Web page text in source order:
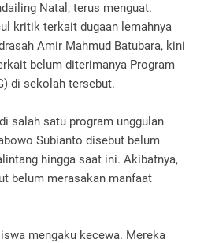
Natal, terus menguat.
kritik terkait dugaan lemahnya
Amir Mahmud Batubara, kini
belum diterimanya Program
di sekolah tersebut.
salah satu program unggulan
Subianto disebut belum
hingga saat ini. Akibatnya,
belum merasakan manfaat
mengaku kecewa. Mereka